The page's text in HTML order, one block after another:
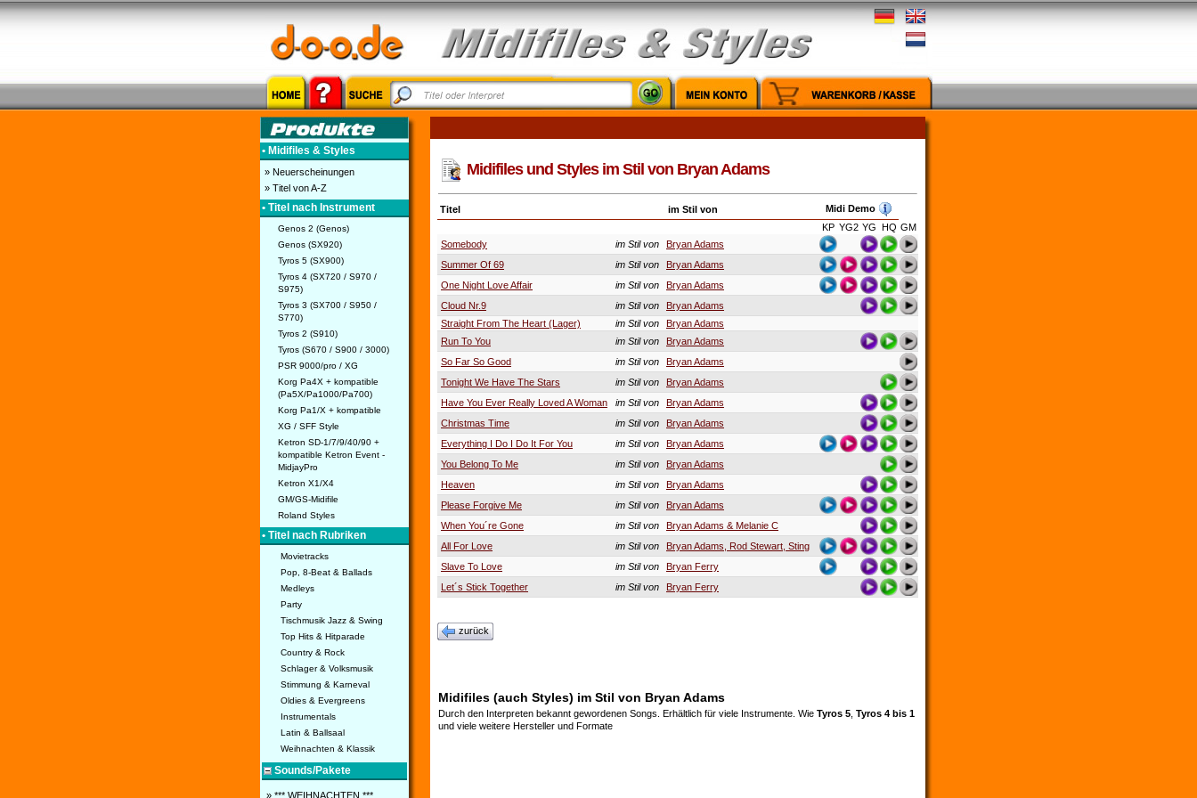
• Midifiles & Styles
» Neuerscheinungen
» Titel von A-Z
• Titel nach Instrument
Genos 2 (Genos)
Genos (SX920)
Tyros 5 (SX900)
Tyros 4 (SX720 / S970 /
S975)
Tyros 3 (SX700 / S950 /
S770)
Tyros 2 (S910)
Tyros (S670 / S900 / 3000)
PSR 9000/pro / XG
Korg Pa4X + kompatible
(Pa5X/Pa1000/Pa700)
Korg Pa1/X + kompatible
XG / SFF Style
Ketron SD-1/7/9/40/90 +
kompatible Ketron Event -
MidjayPro
Ketron X1/X4
GM/GS-Midifile
Roland Styles
• Titel nach Rubriken
Movietracks
Pop, 8-Beat & Ballads
Medleys
Party
Tischmusik Jazz & Swing
Top Hits & Hitparade
Country & Rock
Schlager & Volksmusik
Stimmung & Karneval
Oldies & Evergreens
Instrumentals
Latin & Ballsaal
Weihnachten & Klassik
Sounds/Pakete
» *** WEIHNACHTEN ***
Midifiles und Styles im Stil von Bryan Adams
Titel im Stil von
Midi Demo
KP YG2 YG HQ GM
Somebody
im Stil von
Bryan Adams
Summer Of 69
im Stil von
Bryan Adams
One Night Love Affair
im Stil von
Bryan Adams
Cloud Nr.9
im Stil von
Bryan Adams
Straight From The Heart (Lager)
im Stil von
Bryan Adams
Run To You
im Stil von
Bryan Adams
So Far So Good
im Stil von
Bryan Adams
Tonight We Have The Stars
im Stil von
Bryan Adams
Have You Ever Really Loved A Woman
im Stil von
Bryan Adams
Christmas Time
im Stil von
Bryan Adams
Everything I Do I Do It For You
im Stil von
Bryan Adams
You Belong To Me
im Stil von
Bryan Adams
Heaven
im Stil von
Bryan Adams
Please Forgive Me
im Stil von
Bryan Adams
When You´re Gone
im Stil von
Bryan Adams & Melanie C
All For Love
im Stil von
Bryan Adams, Rod Stewart, Sting
Slave To Love
im Stil von
Bryan Ferry
Let´s Stick Together
im Stil von Bryan Ferry
zurück
Midifiles (auch Styles) im Stil von Bryan Adams
Durch den Interpreten bekannt gewordenen Songs. Erhältlich für viele Instrumente. Wie Tyros 5 Tyros 4 bis 1
und viele weitere Hersteller und Formate